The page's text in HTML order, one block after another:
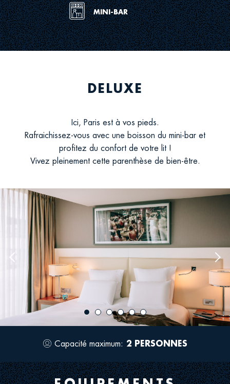
disabled
gu
coffee
m
Icon
for
room
min
MINI-BAR
DELUXE
Ici, Paris est à vos pieds.
Rafraichissez-vous avec une boisson du mini-bar et
profitez du confort de votre lit !
Vivez pleinement cette parenthèse de bien-être.
Previous
image
for
occupancy
Capacité maximum: 2 PERSONNES